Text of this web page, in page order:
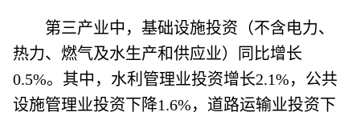
第三产业中，基础设施投资（不含电力、
热力、燃气及水生产和供应业）同比增长
0.5%。其中，水利管理业投资增长2.1%，公共
设施管理业投资下降1.6%，道路运输业投资下